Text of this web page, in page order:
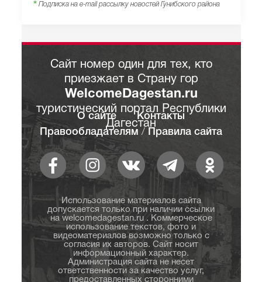
*Подписка на e-mail рассылку новостей Гунибского района
Сайт номер один для тех, кто
приезжает в Страну гор
WelcomeDagestan.ru
туристический портал Республики
Дагестан
О сайте
Контакты
Правообладателям / Правила сайта
Использование материалов сайта
допускается только при наличии ссылки
на welcomedagestan.ru . Коммерческое
использование текстов, фото и
видеоматериалов возможно только с
согласия их авторов. Сайт носит
информационный характер.
Администрация сайта не несет
ответственности за качество услуг,
предоставленных сторонними